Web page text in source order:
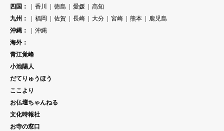
四国：
香川 徳島 愛媛
高知
九州：
福岡 佐賀 長崎 大分 宮崎 熊本
鹿児島
沖縄：
沖縄
海外：
青江覚峰
小池陽人
だてりゅうほう
ここより
お仏壇ちゃんねる
文化時報社
お寺の窓口